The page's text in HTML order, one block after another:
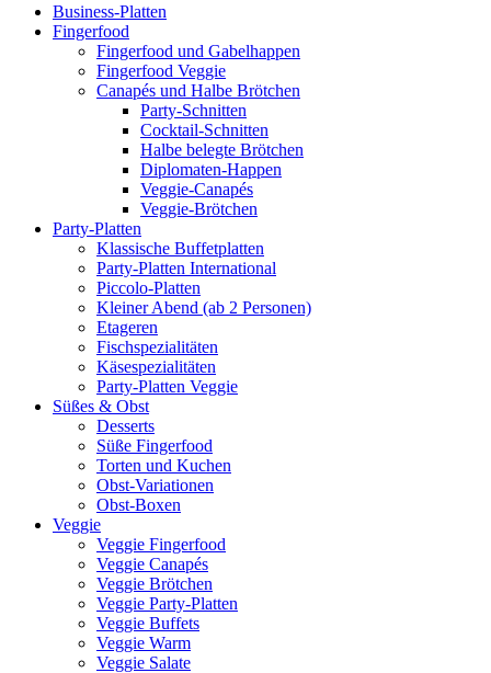
Business-Platten
Fingerfood
Fingerfood und Gabelhappen
Fingerfood Veggie
Canapés und Halbe Brötchen
Party-Schnitten
Cocktail-Schnitten
Halbe belegte Brötchen
Diplomaten-Happen
Veggie-Canapés
Veggie-Brötchen
Party-Platten
Klassische Buffetplatten
Party-Platten International
Piccolo-Platten
Kleiner Abend (ab 2 Personen)
Etageren
Fischspezialitäten
Käsespezialitäten
Party-Platten Veggie
Süßes & Obst
Desserts
Süße Fingerfood
Torten und Kuchen
Obst-Variationen
Obst-Boxen
Veggie
Veggie Fingerfood
Veggie Canapés
Veggie Brötchen
Veggie Party-Platten
Veggie Buffets
Veggie Warm
Veggie Salate